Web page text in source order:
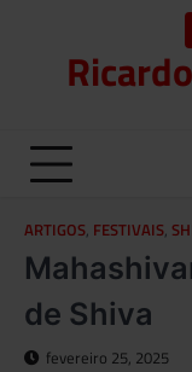
ARTIGOS, FESTIVAIS,
de Shiva
fevereiro 25, 2025